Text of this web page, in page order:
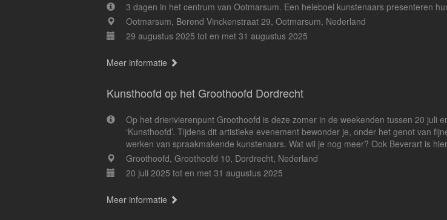
3 dagen in het centrum van Ootmarsum. Een heleboel kunstenaars presenteren
Ootmarsum, Berend Vinckenstraat 29, Ootmarsum, Nederland
29 augustus 2025 tot en met 31 augustus 2025
Meer informatie
Kunsthoofd op het Groothoofd Dordrecht
Op het drierivierenpunt Groothoofd is deze zomer in de weekenden tussen 20 juli
‘Kunsthoofd’. Tijdens dit artistieke evenement bewonder je, onder het genot van
werken van spraakmakende kunstenaars. Wat wil je nog meer? Ook Beverart is
Groothoofd, Groothoofd 10, Dordrecht, Nederland
20 juli 2025 tot en met 31 augustus 2025
Meer informatie